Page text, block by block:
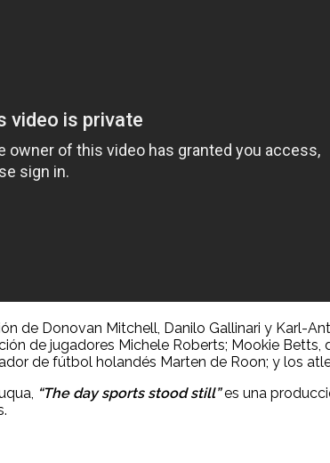
de Donovan Mitchell, Danilo Gallinari y Karl-
de jugadores Michele Roberts; Mookie
de fútbol holandés Marten de Roon; y los
“The day sports stood still” es una